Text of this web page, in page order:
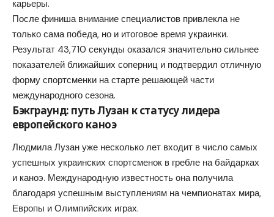
карьеры.
После финиша внимание специалистов привлекла не
только сама победа, но и итоговое время украинки.
Результат 43,710 секунды оказался значительно сильнее
показателей ближайших соперниц и подтвердил отличную
форму спортсменки на старте решающей части
международного сезона.
Бэкграунд: путь Лузан к статусу лидера
европейского каноэ
Людмила Лузан уже несколько лет входит в число самых
успешных украинских спортсменок в гребле на байдарках
и каноэ. Международную известность она получила
благодаря успешным выступлениям на чемпионатах мира,
Европы и Олимпийских играх.